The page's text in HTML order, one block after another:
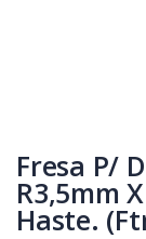
Fresa P/
R3,5mm
Haste.